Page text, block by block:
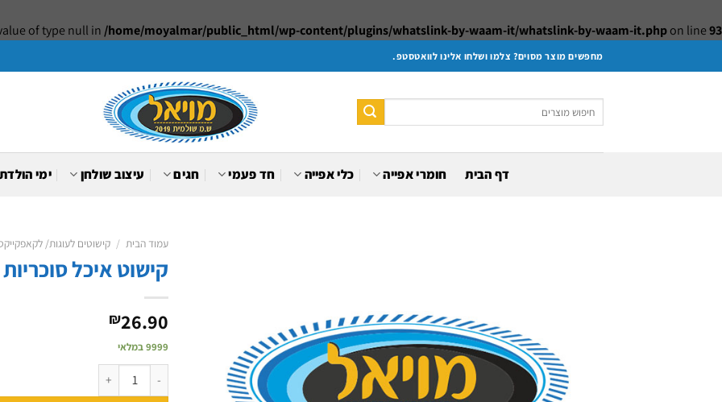
of type null in /home/moyalmar/public_html/wp-content/plugins/whatslink-by-waam-it/whatslink-by-waam-it.phpon line93
to
מחפשים מוצר מסוים? צלמו ושלחו אלינו לוואטסטפ.
עבור:
דף הבית חומרי אפייה כלי אפייה חד פעמי חגים עיצוב שולחן ימי הולדת
עמוד הבית / קישוטים לעוגות/
קישוט איכל
₪26.90
9999 במלאי
כמות של קישוט איכל סוכריות סט בת